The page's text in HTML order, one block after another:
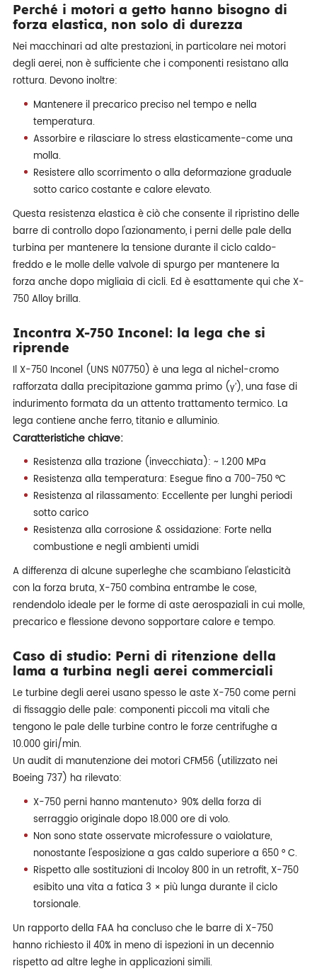
Perché i motori a getto hanno bisogno di
forza elastica, non solo di durezza
Nei macchinari ad alte prestazioni, in particolare nei motori
degli aerei, non è sufficiente che i componenti resistano alla
rottura. Devono inoltre:
Mantenere il precarico preciso nel tempo e nella
temperatura.
Assorbire e rilasciare lo stress elasticamente-come una
molla.
Resistere allo scorrimento o alla deformazione graduale
sotto carico costante e calore elevato.
Questa resistenza elastica è ciò che consente il ripristino delle
barre di controllo dopo l'azionamento, i perni delle pale della
turbina per mantenere la tensione durante il ciclo caldo-
freddo e le molle delle valvole di spurgo per mantenere la
forza anche dopo migliaia di cicli. Ed è esattamente qui che X-
750 Alloy brilla.
Incontra X-750 Inconel: la lega che si
riprende
Il X-750 Inconel (UNS N07750) è una lega al nichel-cromo
rafforzata dalla precipitazione gamma primo (γ′), una fase di
indurimento formata da un attento trattamento termico. La
lega contiene anche ferro, titanio e alluminio.
Caratteristiche chiave:
Resistenza alla trazione (invecchiata): ~ 1.200 MPa
Resistenza alla temperatura: Esegue fino a 700-750 °C
Resistenza al rilassamento: Eccellente per lunghi periodi
sotto carico
Resistenza alla corrosione & ossidazione: Forte nella
combustione e negli ambienti umidi
A differenza di alcune superleghe che scambiano l'elasticità
con la forza bruta, X-750 combina entrambe le cose,
rendendolo ideale per le forme di aste aerospaziali in cui molle,
precarico e flessione devono sopportare calore e tempo.
Caso di studio: Perni di ritenzione della
lama a turbina negli aerei commerciali
Le turbine degli aerei usano spesso le aste X-750 come perni
di fissaggio delle pale: componenti piccoli ma vitali che
tengono le pale delle turbine contro le forze centrifughe a
10.000 giri/min.
Un audit di manutenzione dei motori CFM56 (utilizzato nei
Boeing 737) ha rilevato:
X-750 perni hanno mantenuto> 90% della forza di
serraggio originale dopo 18.000 ore di volo.
Non sono state osservate microfessure o vaiolature,
nonostante l'esposizione a gas caldo superiore a 650 ° C.
Rispetto alle sostituzioni di Incoloy 800 in un retrofit, X-750
esibito una vita a fatica 3 × più lunga durante il ciclo
torsionale.
Un rapporto della FAA ha concluso che le barre di X-750
hanno richiesto il 40% in meno di ispezioni in un decennio
rispetto ad altre leghe in applicazioni simili.